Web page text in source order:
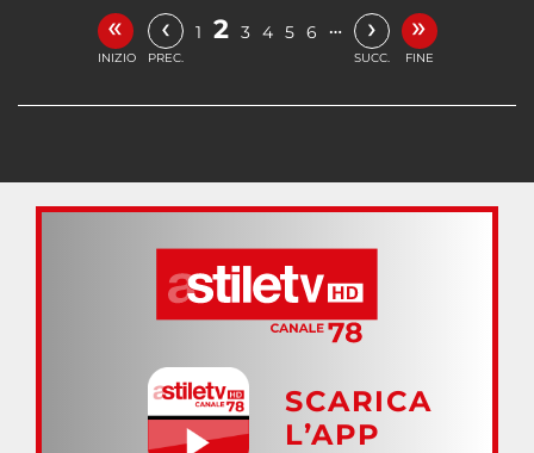
«
INIZIO
‹
PREC.
1 2 3 4 5 6 … ›
SUCC.
»
FINE
SCARICA
L’APP